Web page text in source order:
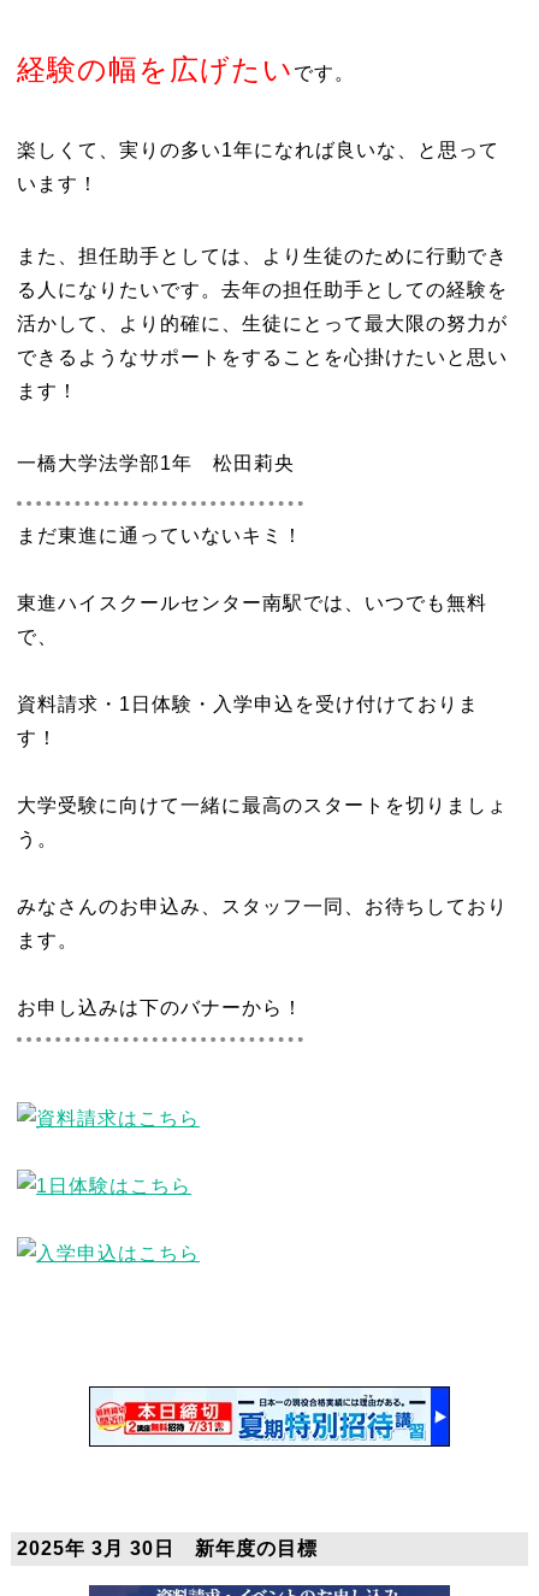
経験の幅を広げたい です。
楽しくて、実りの多い1年になれば良いな、と思って
います！
また、担任助手としては、より生徒のために行動でき
る人になりたいです。去年の担任助手としての経験を
活かして、より的確に、生徒にとって最大限の努力が
できるようなサポートをすることを心掛けたいと思い
ます！
一橋大学法学部1年 松田莉央
まだ東進に通っていないキミ！
東進ハイスクールセンター南駅では、いつでも無料
で、
資料請求・1日体験・入学申込を受け付けておりま
す！
大学受験に向けて一緒に最高のスタートを切りましょ
う。
みなさんのお申込み、スタッフ一同、お待ちしており
ます。
お申し込みは下のバナーから！
2025年 3月 30日 新年度の目標